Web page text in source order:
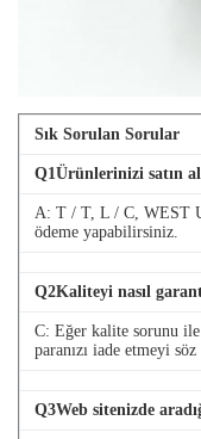
Sık Sorulan Sorular
Q1Ürünlerinizi satın
A: T / T, L / C, WEST
ödeme yapabilirsiniz.
Q2Kaliteyi nasıl
C: Eğer kalite sorunu ile
paranızı iade etmeyi
Q3Web sitenizde